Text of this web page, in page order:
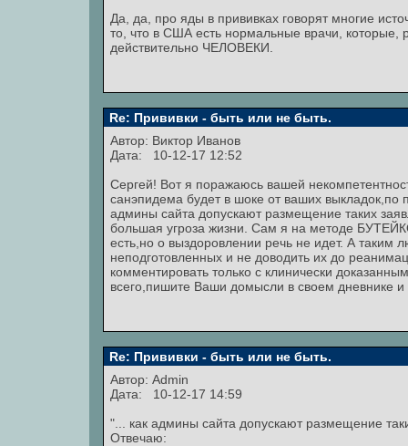
Да, да, про яды в прививках говорят многие
то, что в США есть нормальные врачи, которые,
действительно ЧЕЛОВЕКИ.
Re: Прививки - быть или не быть.
Автор: Виктор Иванов
Дата: 10-12-17 12:52
Сергей! Вот я поражаюсь вашей
санэпидема будет в шоке от ваших
админы сайта допускают размещение таких
большая угроза жизни. Сам я на методе
есть,но о выздоровлении речь не идет. А
неподготовленных и не доводить их до
комментировать только с клинически
всего,пишите Ваши домысли в своем дневнике и
Re: Прививки - быть или не быть.
Автор: Admin
Дата: 10-12-17 14:59
"... как админы сайта допускают размещение
Отвечаю: